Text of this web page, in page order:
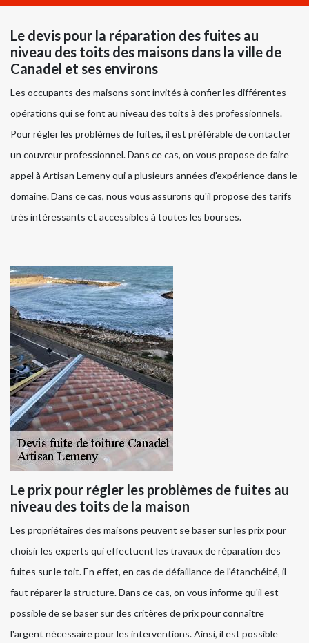
Le devis pour la réparation des fuites au
niveau des toits des maisons dans la ville de
Canadel et ses environs
Les occupants des maisons sont invités à confier les différentes
opérations qui se font au niveau des toits à des professionnels.
Pour régler les problèmes de fuites, il est préférable de contacter
un couvreur professionnel. Dans ce cas, on vous propose de faire
appel à Artisan Lemeny qui a plusieurs années d'expérience dans le
domaine. Dans ce cas, nous vous assurons qu'il propose des tarifs
très intéressants et accessibles à toutes les bourses.
Le prix pour régler les problèmes de fuites au
niveau des toits de la maison
Les propriétaires des maisons peuvent se baser sur les prix pour
choisir les experts qui effectuent les travaux de réparation des
fuites sur le toit. En effet, en cas de défaillance de l'étanchéité, il
faut réparer la structure. Dans ce cas, on vous informe qu'il est
possible de se baser sur des critères de prix pour connaître
l'argent nécessaire pour les interventions. Ainsi, il est possible